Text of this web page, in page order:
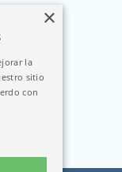
la
sitio
con
×